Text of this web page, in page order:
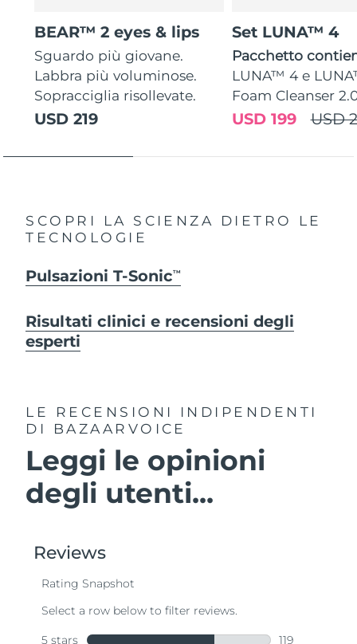
BEAR™ 2 eyes & lips
Sguardo più giovane.
Labbra più voluminose.
Sopracciglia risollevate.
USD 219
Set LUNA™ 4
Pacchetto
LUNA™ 4 e
Foam Cleanser
USD
USD 199
SCOPRI LA SCIENZA DIETRO LE
TECNOLOGIE
Pulsazioni T-SonicTM
Risultati clinici e recensioni degli
esperti
LE RECENSIONI INDIPENDENTI
DI BAZAARVOICE
Leggi le opinioni
degli utenti...